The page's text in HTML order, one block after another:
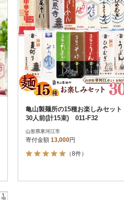
その他 解除
さとふる限定のお礼品
定期便
さとふるアプリdeワンストップ申請
対象
順
高い順
低い順
120
亀山製麺所の15種お楽しみセット
30人前(計15束) 011-F32
山形県寒河江市
寄付金額 13,000円
（8件）